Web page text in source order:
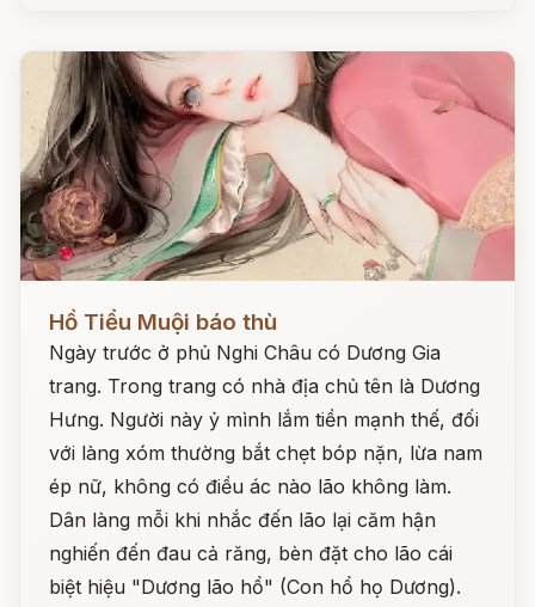
Đọc ngay
Hồ Tiểu Muội báo thù
Ngày trước ở phủ Nghi Châu có Dương Gia
trang. Trong trang có nhà địa chủ tên là Dương
Hưng. Người này ỷ mình lắm tiền mạnh thế, đối
với làng xóm thường bắt chẹt bóp nặn, lừa nam
ép nữ, không có điều ác nào lão không làm.
Dân làng mỗi khi nhắc đến lão lại căm hận
nghiến đến đau cả răng, bèn đặt cho lão cái
biệt hiệu "Dương lão hổ" (Con hổ họ Dương).